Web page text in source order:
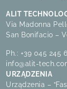
ALIT
Via Madonna
San Bonifacio –
Ph.: +39 045 245
info@alit-
URZĄDZENIA
Urządzenia –